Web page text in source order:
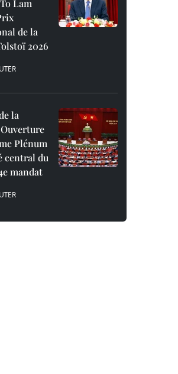
Lam
de la
2026
la
Plénum
central du
mandat